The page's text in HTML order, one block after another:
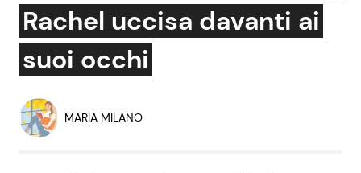
Dal Mondo
Economia
Persone Scomparse
Coppie VIP
Rachel uccisa davanti ai
suoi occhi
MARIA MILANO